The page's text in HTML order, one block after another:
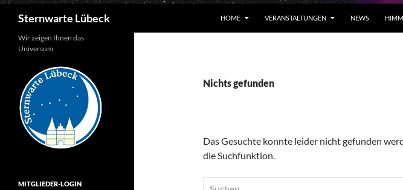
Sternwarte Lübeck HOME VERANSTALTUNGEN NEWS
Nichts gefunden
Das Gesuchte konnte leider nicht gefunden
die Suchfunktion.
Suchen
Wir zeigen Ihnen das
Universum
MITGLIEDER-LOGIN